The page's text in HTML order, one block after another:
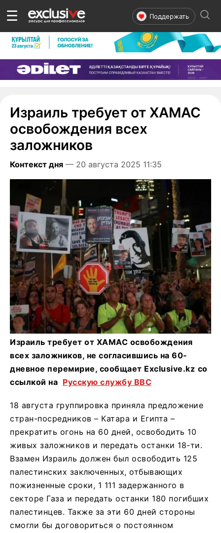
☰ Поддержать
Израиль требует от ХАМАС
освобождения всех
заложников
Контекст дня — 20 августа 2025 11:35
Израиль требует от ХАМАС освобождения
всех заложников, не согласившись на 60-
дневное перемирие, сообщает Exclusive.kz со
ссылкой на Русскую службу ВВС
18 августа группировка приняла предложение
стран-посредников – Катара и Египта –
прекратить огонь на 60 дней, освободить 10
живых заложников и передать останки 18-ти.
Взамен Израиль должен был освободить 125
палестинских заключенных, отбывающих
пожизненные сроки, 1 111 задержанного в
секторе Газа и передать останки 180 погибших
палестинцев. Также за эти 60 дней стороны
смогли бы договориться о постоянном